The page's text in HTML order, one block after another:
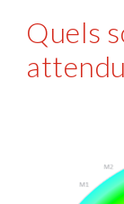
Quels